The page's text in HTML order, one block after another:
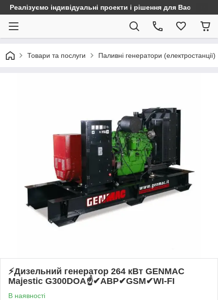
Реалізуємо індивідуальні проекти і рішення для Вас
Товари та послуги Паливні генератори (електростанції)
⚡️Дизельний генератор 264 кВт GENMAC
Majestic G300DOA☝✔АВР✔GSM✔WI-FI
В наявності